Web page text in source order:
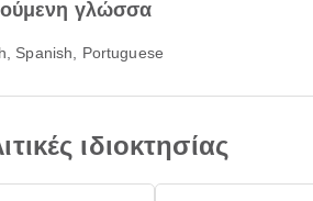
γλώσσα
Spanish, Portuguese
ιδιοκτησίας